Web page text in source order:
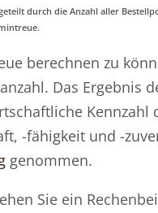
durch die Anzahl aller
berechnen zu
Das Ergebnis
Kennzahl
-fähigkeit und -
genommen.
Sie ein